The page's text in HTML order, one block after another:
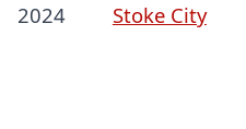
2024 Stoke City